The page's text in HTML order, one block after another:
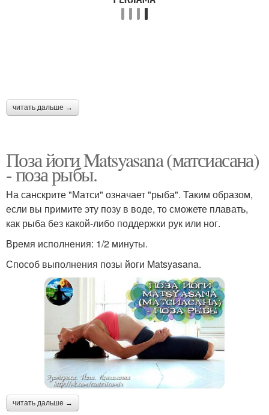
читать дальше →
Поза йоги Matsyasana (матсиасана)
- поза рыбы.
На санскрите "Матси" означает "рыба". Таким образом,
если вы примите эту позу в воде, то сможете плавать,
как рыба без какой-либо поддержки рук или ног.
Время исполнения: 1/2 минуты.
Способ выполнения позы йоги Matsyasana.
читать дальше →